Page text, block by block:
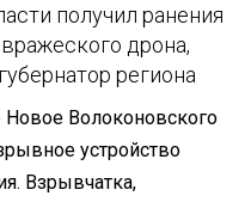
получил ранения
дрона,
региона
Волоконовского
устройство
Взрывчатка,